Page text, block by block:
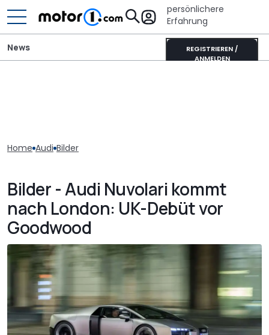
persönlichere
Erfahrung
REGISTRIEREN /
ANMELDEN
News
Home Audi Bilder
Bilder - Audi Nuvolari kommt
nach London: UK-Debüt vor
Goodwood